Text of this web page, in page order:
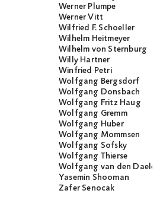
Werner Plumpe
Werner Vitt
Wilfried F. Schoeller
Wilhelm Heitmeyer
Wilhelm von Sternburg
Willy Hartner
Winfried Petri
Wolfgang Bergsdorf
Wolfgang Donsbach
Wolfgang Fritz Haug
Wolfgang Gremm
Wolfgang Huber
Wolfgang Mommsen
Wolfgang Sofsky
Wolfgang Thierse
Wolfgang van den Daele
Yasemin Shooman
Zafer Senocak